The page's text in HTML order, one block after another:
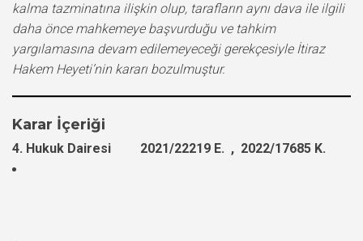
kalma tazminatına ilişkin olup, tarafların aynı dava ile ilgili
daha önce mahkemeye başvurduğu ve tahkim
yargılamasına devam edilemeyeceği gerekçesiyle İtiraz
Hakem Heyeti’nin kararı bozulmuştur.
Karar İçeriği
4. Hukuk Dairesi 2021/22219 E. , 2022/17685 K.